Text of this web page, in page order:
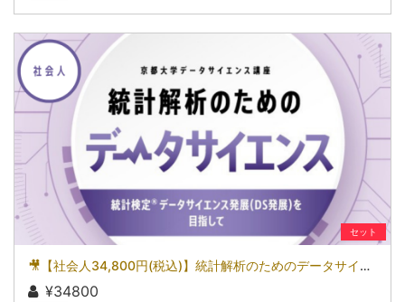
セット
🎥【社会人34,800円(税込)】統計解析のためのデータサイエンス～統計検定(R)データサイエンス発展（DS発展）を目指して～［京都大学データサイエンス講座］（2026）
¥34800